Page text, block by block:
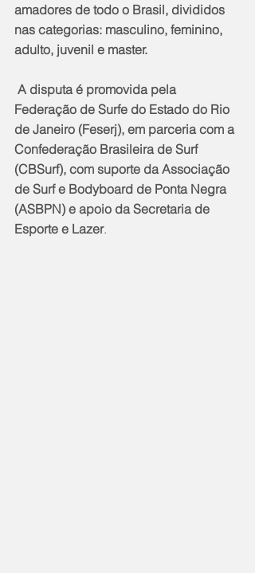
amadores de todo o Brasil, divididos
nas categorias: masculino, feminino,
adulto, juvenil e master.
Federação de Surfe do Estado do Rio
de Janeiro (Feserj), em parceria com a
Confederação Brasileira de Surf
(CBSurf), com suporte da Associação
de Surf e Bodyboard de Ponta Negra
(ASBPN) e apoio da Secretaria de
Esporte e Lazer.